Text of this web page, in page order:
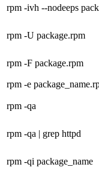
rpm -ivh --nodeeps
rpm -U package.rpm
rpm -F package.rpm
rpm -e
rpm -qa
rpm -qa | grep httpd
rpm -qi package_name